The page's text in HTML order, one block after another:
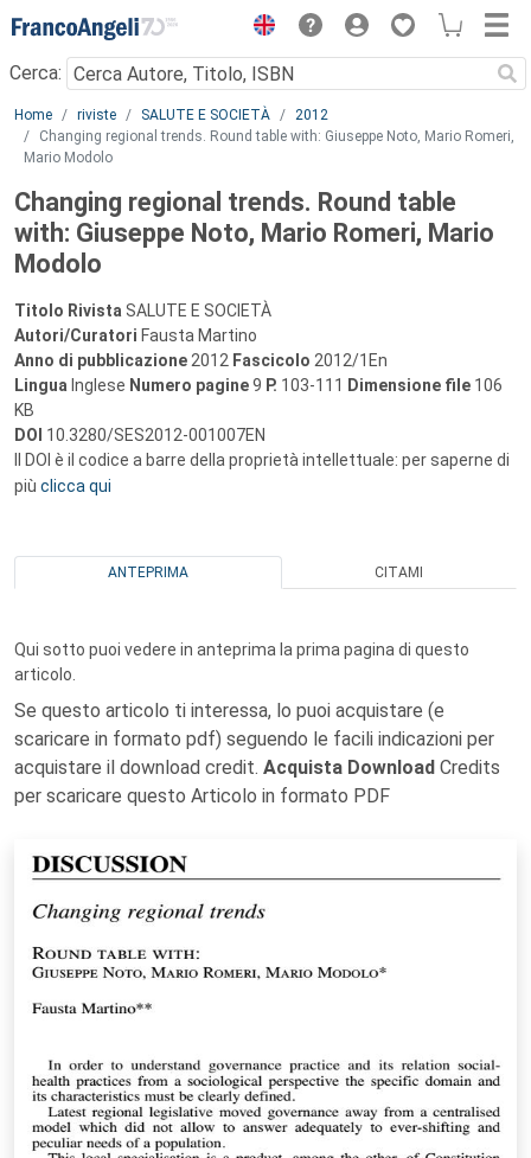
Menu
Cerca:
Main content
Home riviste SALUTE E SOCIETÀ
2012
Changing regional trends. Round table with: Giuseppe Noto, Mario Romeri,
Mario Modolo
Changing regional trends. Round table
with: Giuseppe Noto, Mario Romeri, Mario
Modolo
Titolo Rivista SALUTE E SOCIETÀ
Autori/Curatori Fausta Martino
Anno di pubblicazione 2012 Fascicolo 2012/1En
Lingua Inglese Numero pagine9 P. 103-111 Dimensione file 106
KB
DOI 10.3280/SES2012-001007EN
Il DOI è il codice a barre della proprietà intellettuale: per saperne di
più clicca qui
ANTEPRIMA CITAMI
Qui sotto puoi vedere in anteprima la prima pagina di questo
articolo.
Se questo articolo ti interessa, lo puoi acquistare (e
scaricare in formato pdf) seguendo le facili indicazioni per
acquistare il download credit. Acquista Download Credits
per scaricare questo Articolo in formato PDF